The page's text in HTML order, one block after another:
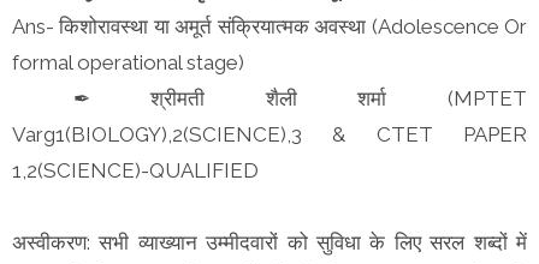
Ans- किशोरावस्था या अमूर्त संक्रियात्मक अवस्था (Adolescence Or
formal operational stage)
✒ श्रीमती शैली शर्मा (MPTET
Varg1(BIOLOGY),2(SCIENCE),3 & CTET PAPER
1,2(SCIENCE)-QUALIFIED
अस्वीकरण: सभी व्याख्यान उम्मीदवारों को सुविधा के लिए सरल शब्दों में